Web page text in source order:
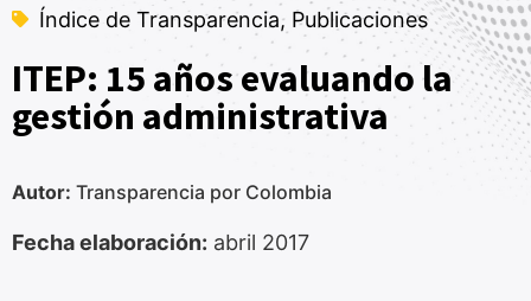
Índice de Transparencia, Publicaciones
ITEP: 15 años evaluando la
gestión administrativa
Autor: Transparencia por Colombia
Fecha elaboración: abril 2017